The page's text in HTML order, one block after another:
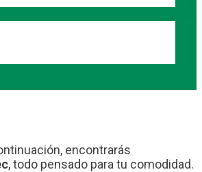
encontrarás
, todo pensado para tu comodidad.